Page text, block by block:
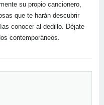
su propio cancionero,
que te harán descubrir
conocer al dedillo. Déjate
contemporáneos.